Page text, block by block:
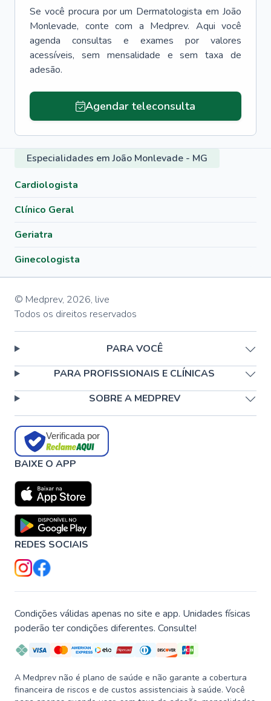
Se você procura por um Dermatologista em João
Monlevade, conte com a Medprev. Aqui você
agenda consultas e exames por valores
acessíveis, sem mensalidade e sem taxa de
adesão.
Agendar teleconsulta
Especialidades em João Monlevade - MG
Cardiologista
Clínico Geral
Geriatra
Ginecologista
© Medprev, 2026, live
Todos os direitos reservados
PARA VOCÊ
PARA PROFISSIONAIS E CLÍNICAS
SOBRE A MEDPREV
Verificada por
BAIXE O APP
REDES SOCIAIS
Condições válidas apenas no site e app. Unidades físicas
poderão ter condições diferentes. Consulte!
A Medprev não é plano de saúde e não garante a cobertura
financeira de riscos e de custos assistenciais à saúde. Você